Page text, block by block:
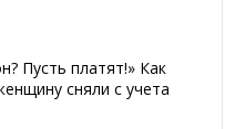
Пусть платят!» Как
сняли с учета